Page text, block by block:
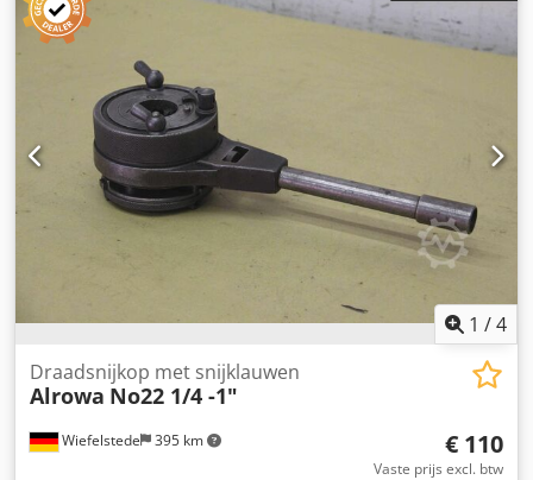
1 /4
Wiefelstede 395 km
Draadsnijkop met snijklauwen
Alrowa No22 1/4 -1"
€ 110
Vaste prijs excl. btw